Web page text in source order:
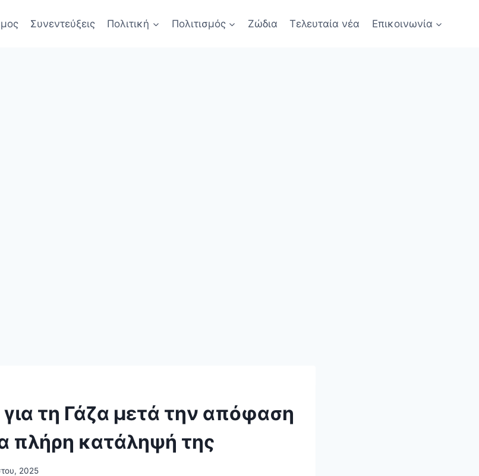
Συνεντεύξεις Πολιτική Πολιτισμός Ζώδια Τελευταία νέα Επικοινωνία
για τη Γάζα μετά την απόφαση
πλήρη κατάληψή της
2025